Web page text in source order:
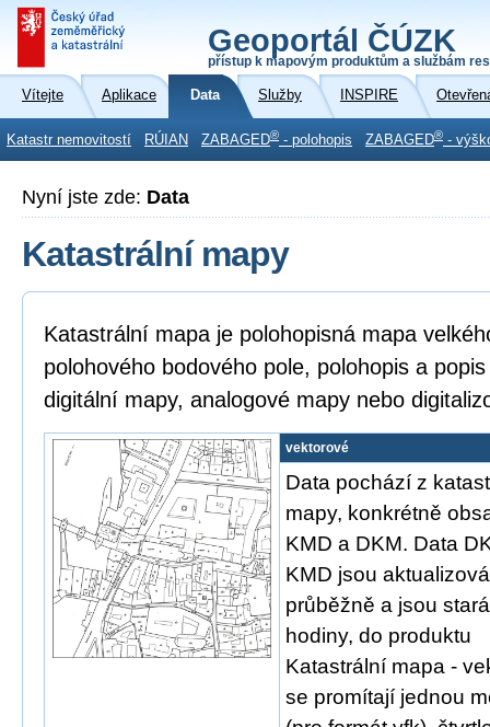
Geoportál ČÚZK
přístup k mapovým produktům a službám
Vítejte Aplikace Data Služby INSPIRE
Katastr nemovitostí RÚIAN ZABAGED® - polohopis ZABAGED® -
Nyní jste zde: Data
Katastrální mapy
Katastrální mapa je polohopisná mapa
polohového bodového pole, polohopis a
digitální mapy, analogové mapy nebo
vektorové
Data pochází z
mapy, konkrétně
KMD a DKM. Data
KMD jsou
průběžně a jsou
hodiny, do produktu
Katastrální mapa -
se promítají jednou